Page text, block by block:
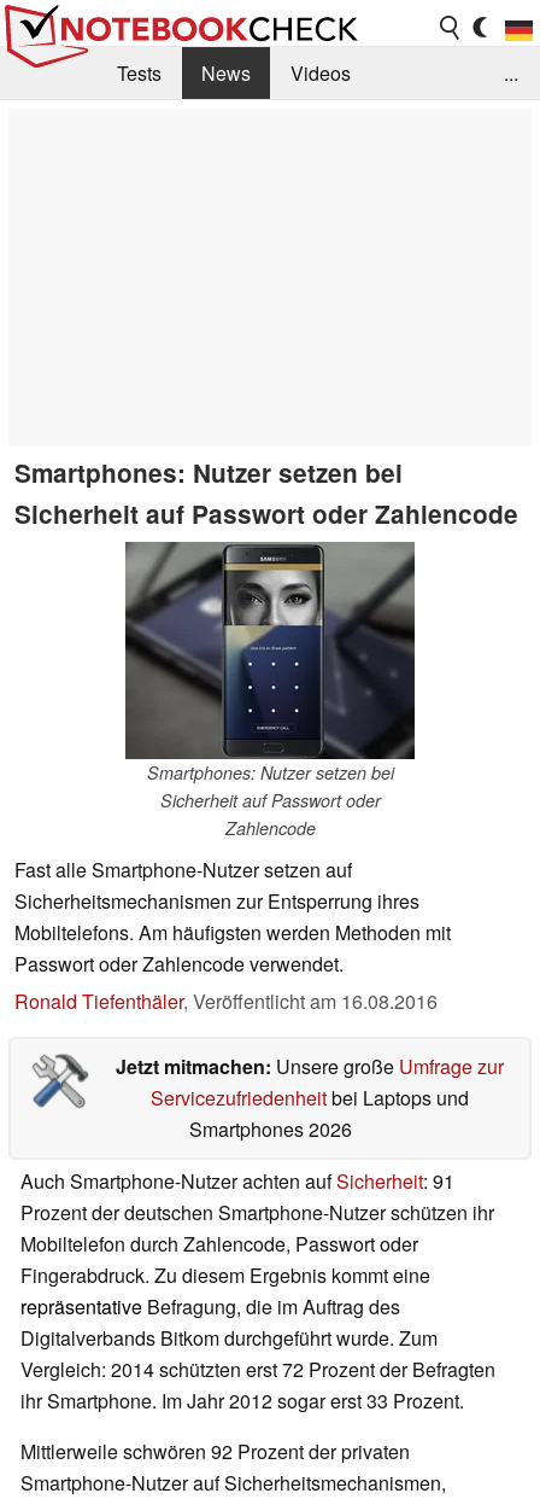
Tests News
Videos
...
Smartphones: Nutzer setzen bei
Sicherheit auf Passwort oder Zahlencode
Smartphones: Nutzer setzen bei
Sicherheit auf Passwort oder
Zahlencode
Fast alle Smartphone-Nutzer setzen auf
Sicherheitsmechanismen zur Entsperrung ihres
Mobiltelefons. Am häufigsten werden Methoden mit
Passwort oder Zahlencode verwendet.
Ronald Tiefenthäler, Veröffentlicht am 16.08.2016
Jetzt mitmachen: Unsere große Umfrage zur
Servicezufriedenheitbei Laptops und
Smartphones 2026
Auch Smartphone-Nutzer achten aufSicherheit: 91
Prozent der deutschen Smartphone-Nutzer schützen ihr
Mobiltelefon durch Zahlencode, Passwort oder
Fingerabdruck. Zu diesem Ergebnis kommt eine
repräsentative Befragung, die im Auftrag des
Digitalverbands Bitkom durchgeführt wurde. Zum
Vergleich: 2014 schützten erst 72 Prozent der Befragten
ihr Smartphone. Im Jahr 2012 sogar erst 33 Prozent.
Mittlerweile schwören 92 Prozent der privaten
Smartphone-Nutzer auf Sicherheitsmechanismen,